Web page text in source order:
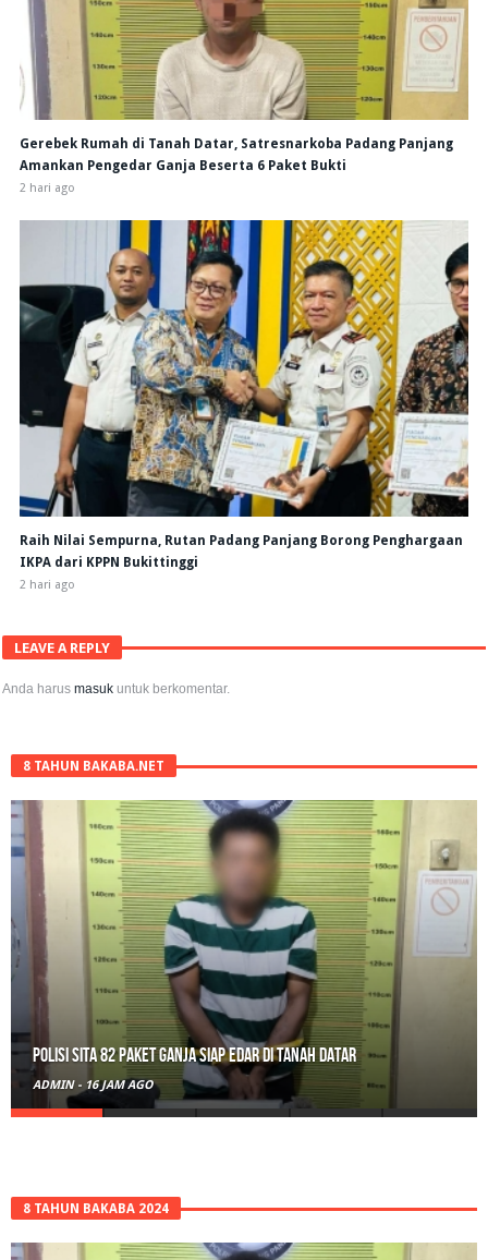
Gerebek Rumah di Tanah Datar, Satresnarkoba Padang Panjang
Amankan Pengedar Ganja Beserta 6 Paket Bukti
2 hari ago
Raih Nilai Sempurna, Rutan Padang Panjang Borong Penghargaan
IKPA dari KPPN Bukittinggi
2 hari ago
LEAVE A REPLY
Anda harusmasuk untuk berkomentar.
8 TAHUN BAKABA.NET
Polisi Sita 82 Paket Ganja Siap Edar di Tanah Datar
ADMIN - 16 JAM AGO
8 TAHUN BAKABA 2024